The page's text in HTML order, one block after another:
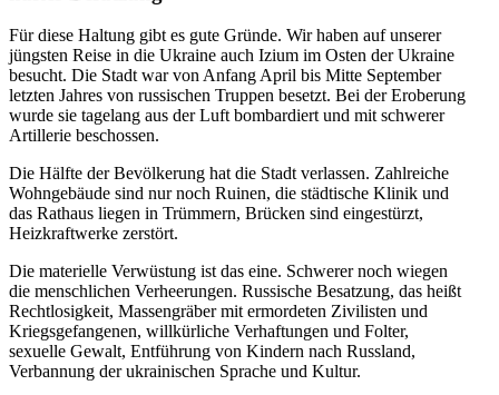
Für diese Haltung gibt es gute Gründe. Wir haben auf unserer
jüngsten Reise in die Ukraine auch Izium im Osten der Ukraine
besucht. Die Stadt war von Anfang April bis Mitte September
letzten Jahres von russi­schen Truppen besetzt. Bei der Eroberung
wurde sie tagelang aus der Luft bombar­diert und mit schwerer
Artil­lerie beschossen.
Die Hälfte der Bevöl­kerung hat die Stadt verlassen. Zahlreiche
Wohnge­bäude sind nur noch Ruinen, die städtische Klinik und
das Rathaus liegen in Trümmern, Brücken sind einge­stürzt,
Heizkraft­werke zerstört.
Die materielle Verwüstung ist das eine. Schwerer noch wiegen
die mensch­lichen Verhee­rungen. Russische Besatzung, das heißt
Recht­lo­sigkeit, Massen­gräber mit ermor­deten Zivilisten und
Kriegs­ge­fan­genen, willkür­liche Verhaf­tungen und Folter,
sexuelle Gewalt, Entführung von Kindern nach Russland,
Verbannung der ukrai­ni­schen Sprache und Kultur.